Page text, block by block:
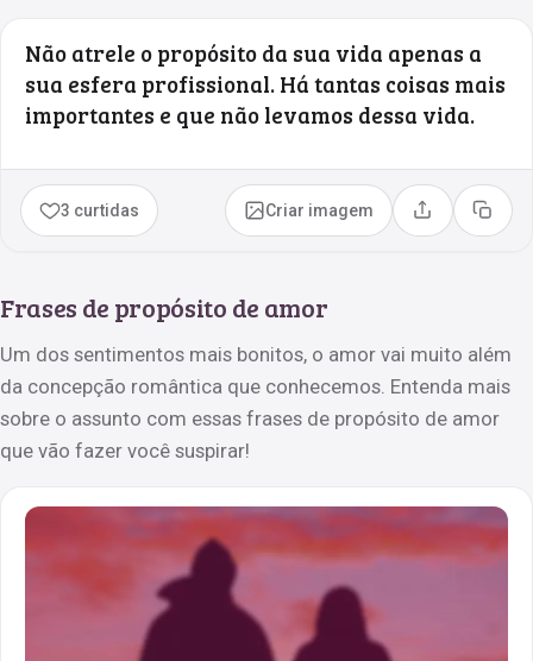
Não atrele o propósito da sua vida apenas a
sua esfera profissional. Há tantas coisas mais
importantes e que não levamos dessa vida.
3 curtidas Criar imagem Compartilhar
Copiar
Frases de propósito de amor
Um dos sentimentos mais bonitos, o amor vai muito além
da concepção romântica que conhecemos. Entenda mais
sobre o assunto com essas frases de propósito de amor
que vão fazer você suspirar!